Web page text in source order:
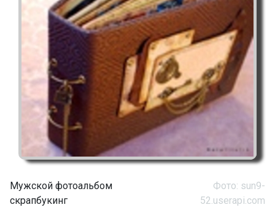
Мужской фотоальбом
скрапбукинг
Фото: sun9-
52.userapi.com